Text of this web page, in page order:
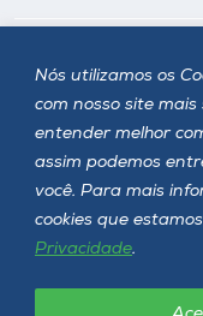
Nós utilizamos os
com nosso site
entender melhor
assim podemos
você. Para mais
cookies que
Privacidade.
Siga a